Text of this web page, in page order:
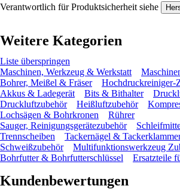
Verantwortlich für Produktsicherheit siehe
Weitere Kategorien
Liste überspringen
Maschinen, Werkzeug & Werkstatt
Bohrer, Meißel & Fräser
Hochdruckreiniger-
Akkus & Ladegerät
Bits & Bithalter
Druckluftzubehör
Heißluftzubehör
Lochsägen & Bohrkronen
Rührer
Sauger, Reinigungsgerätezubehör
Trennscheiben
Tackernägel &
Schweißzubehör
Multifunktionswerkzeug
Bohrfutter & Bohrfutterschlüssel
Ersatzteile
Kundenbewertungen